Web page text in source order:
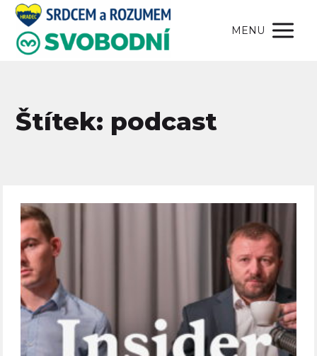
MENU
Štítek: podcast